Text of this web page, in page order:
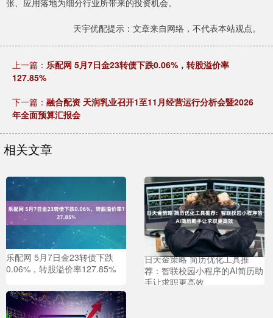
张、应用落地为细分行业所带来的投资机会。
天宇优配提示：文章来自网络，不代表本站观点。
上一篇： 乐配网 5月7日金23转债下跌0.06%，转股溢价率
127.85%
下一篇： 融合配资 天润乳业召开1至11月经营运行分析会暨2026
年全面预算汇报会
相关文章
乐配网 5月7日金23转债下跌
0.06%，转股溢价率127.85%
日天金策略 简历优化工具推
荐：智联校园小程序的AI简历助
手让求职更高效